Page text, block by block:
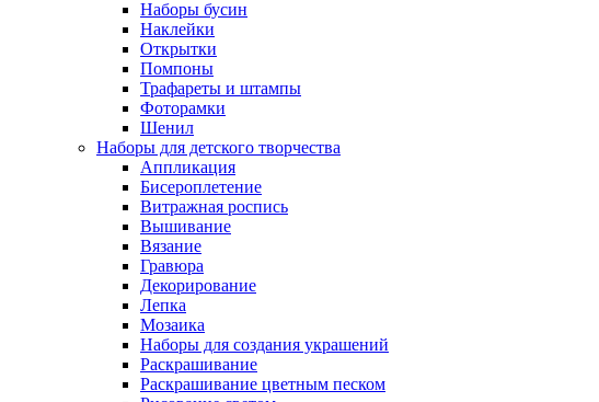
Наборы бусин
Наклейки
Открытки
Помпоны
Трафареты и штампы
Фоторамки
Шенил
Наборы для детского творчества
Аппликация
Бисероплетение
Витражная роспись
Вышивание
Вязание
Гравюра
Декорирование
Лепка
Мозаика
Наборы для создания украшений
Раскрашивание
Раскрашивание цветным песком